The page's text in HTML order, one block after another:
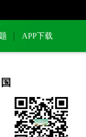
APP下载